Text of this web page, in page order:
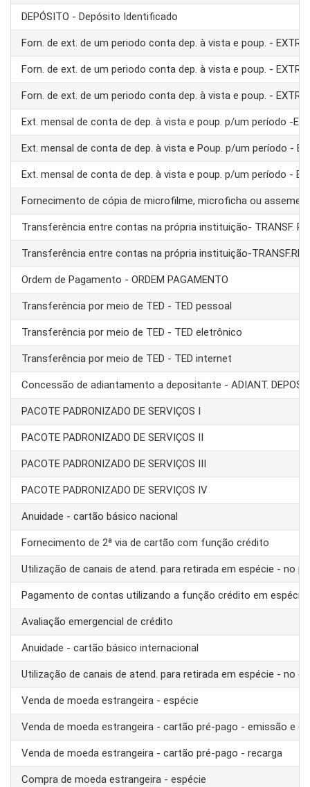
DEPÓSITO - Depósito Identificado
Forn. de ext. de um periodo conta dep. à vista e poup. -
Forn. de ext. de um periodo conta dep. à vista e poup. -
Forn. de ext. de um periodo conta dep. à vista e poup. -
Ext. mensal de conta de dep. à vista e poup. p/um período -
Ext. mensal de conta de dep. à vista e Poup. p/um período -
Ext. mensal de conta de dep. à vista e poup. p/um período -
Fornecimento de cópia de microfilme, microficha ou
Transferência entre contas na própria instituição- TRANSF.
Transferência entre contas na própria instituição-
Ordem de Pagamento - ORDEM PAGAMENTO
Transferência por meio de TED - TED pessoal
Transferência por meio de TED - TED eletrônico
Transferência por meio de TED - TED internet
Concessão de adiantamento a depositante - ADIANT.
PACOTE PADRONIZADO DE SERVIÇOS I
PACOTE PADRONIZADO DE SERVIÇOS II
PACOTE PADRONIZADO DE SERVIÇOS III
PACOTE PADRONIZADO DE SERVIÇOS IV
Anuidade - cartão básico nacional
Fornecimento de 2ª via de cartão com função crédito
Utilização de canais de atend. para retirada em espécie - no
Pagamento de contas utilizando a função crédito em espécie
Avaliação emergencial de crédito
Anuidade - cartão básico internacional
Utilização de canais de atend. para retirada em espécie - no
Venda de moeda estrangeira - espécie
Venda de moeda estrangeira - cartão pré-pago - emissão e
Venda de moeda estrangeira - cartão pré-pago - recarga
Compra de moeda estrangeira - espécie